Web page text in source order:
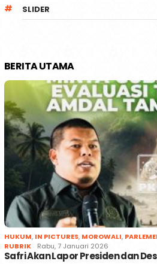
SLIDER
BERITA UTAMA
HUKUM, IN PICTURES, MOROWALI,
RUBRIK
Rabu, 7 Januari 2026
Safri Akan Lapor Presiden dan